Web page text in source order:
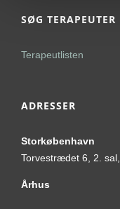
SØG TERAPEUTER
Terapeutlisten
ADRESSER
Storkøbenhavn
Torvestrædet 6, 2.
Århus